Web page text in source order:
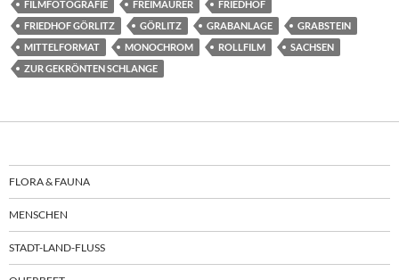
FILMFOTOGRAFIE
FREIMAURER
FRIEDHOF
FRIEDHOF GÖRLITZ
GÖRLITZ GRABANLAGE
GRABSTEIN
MITTELFORMAT
MONOCHROM ROLLFILM
SACHSEN
ZUR GEKRÖNTEN SCHLANGE
FLORA & FAUNA
MENSCHEN
STADT-LAND-FLUSS